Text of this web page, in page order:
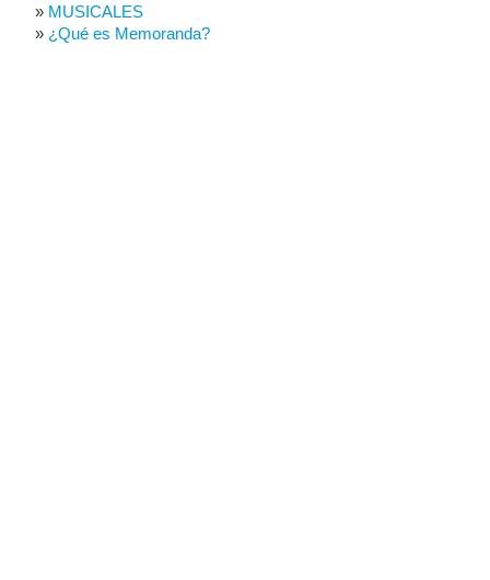
MUSICALES
¿Qué es Memoranda?